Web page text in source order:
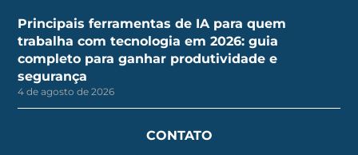
Principais ferramentas de IA para quem
trabalha com tecnologia em 2026: guia
completo para ganhar produtividade e
segurança
4 de agosto de 2026
CONTATO